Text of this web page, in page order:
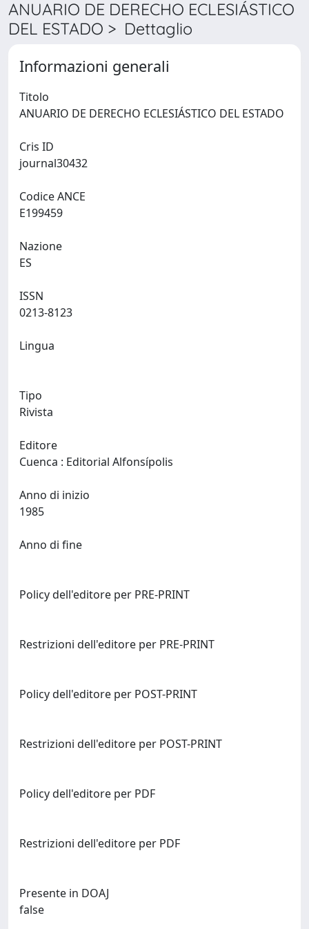
ANUARIO DE DERECHO ECLESIÁSTICO
DEL ESTADO > Dettaglio
Informazioni generali
Titolo
Cris ID
Codice ANCE
Nazione
ISSN
Lingua
Tipo
Rivista
Editore
Anno di inizio
Anno di fine
Policy dell'editore per PRE-PRINT
Restrizioni dell'editore per PRE-PRINT
Policy dell'editore per POST-PRINT
Restrizioni dell'editore per POST-PRINT
Policy dell'editore per PDF
Restrizioni dell'editore per PDF
Presente in DOAJ